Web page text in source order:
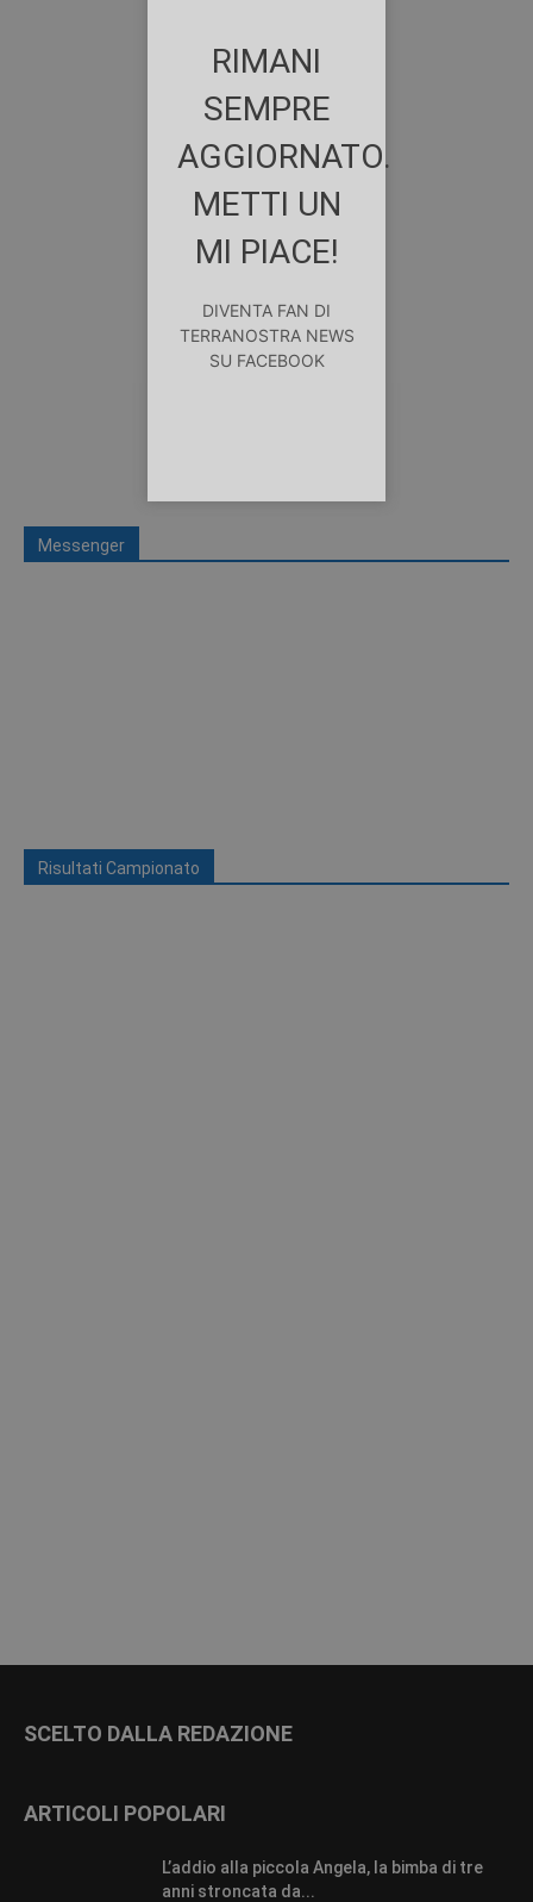
Messenger
Risultati Campionato
SCELTO DALLA REDAZIONE
ARTICOLI POPOLARI
L’addio alla piccola Angela, la bimba di tre
anni stroncata da...
RIMANI
SEMPRE
AGGIORNATO.
METTI UN
MI PIACE!
DIVENTA FAN DI
TERRANOSTRA NEWS
SU FACEBOOK